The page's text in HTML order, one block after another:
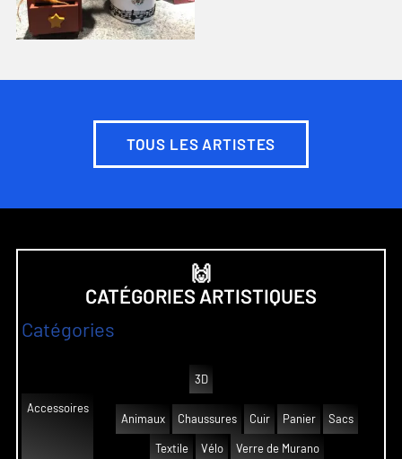
TOUS LES ARTISTES
🙌
CATÉGORIES ARTISTIQUES
Catégories
3D
Accessoires
Animaux
Chaussures Cuir Panier Sacs
Textile Vélo Verre de Murano